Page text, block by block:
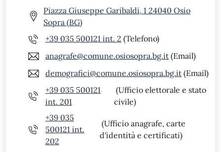
Piazza Giuseppe Garibaldi, 1 24040 Osio
Sopra (BG)
+39 035 500121 int. 2 (Telefono)
anagrafe@comune.osiosopra.bg.it (Email)
demografici@comune.osiosopra.bg.it (Email)
+39 035 500121
int. 201
(Ufficio elettorale e stato
civile)
+39 035
500121 int.
202
(Ufficio anagrafe, carte
d'identità e certificati)